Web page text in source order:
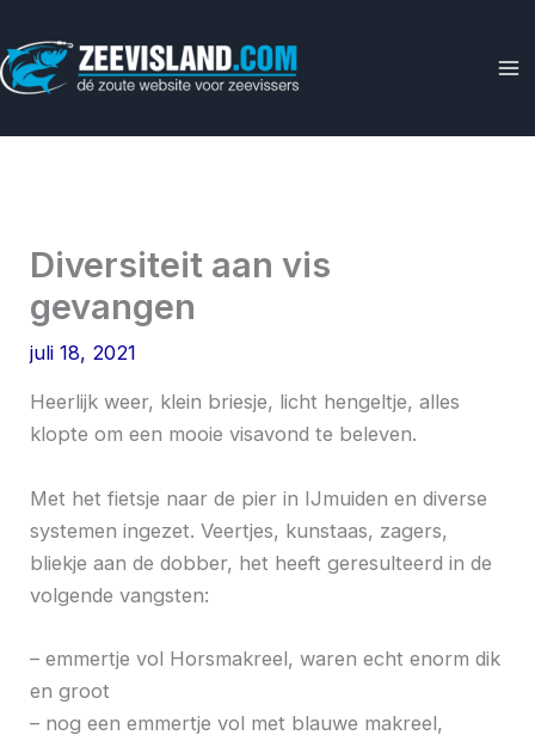
naar
de
Diversiteit aan vis
gevangen
juli 18, 2021
Heerlijk weer, klein briesje, licht hengeltje, alles
klopte om een mooie visavond te beleven.
Met het fietsje naar de pier in IJmuiden en diverse
systemen ingezet. Veertjes, kunstaas, zagers,
bliekje aan de dobber, het heeft geresulteerd in de
volgende vangsten:
– emmertje vol Horsmakreel, waren echt enorm dik
en groot
– nog een emmertje vol met blauwe makreel,